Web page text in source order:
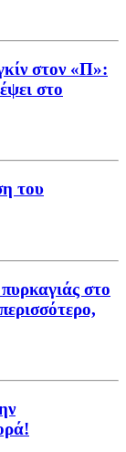
στον «Π»:
στο
του
στο